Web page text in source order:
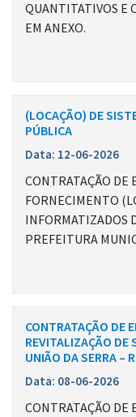
QUANTITATIVOS E
EM ANEXO.
(LOCAÇÃO) DE
PÚBLICA
Data: 12-06-2026
CONTRATAÇÃO DE
FORNECIMENTO
INFORMATIZADOS
PREFEITURA
CONTRATAÇÃO DE
REVITALIZAÇÃO DE
UNIÃO DA SERRA –
Data: 08-06-2026
CONTRATAÇÃO DE